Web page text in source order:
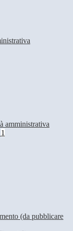
amministrativa
1
(da pubblicare